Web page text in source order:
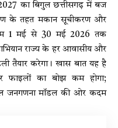
का बिगुल छत्तीसगढ़ में बज
के तहत मकान सूचीकरण और
1 मई से 30 मई 2026 तक
राज्य के हर आवासीय और
तैयार करेगा। खास बात यह है
फाइलों का बोझ कम होगा;
जनगणना मॉडल की ओर कदम